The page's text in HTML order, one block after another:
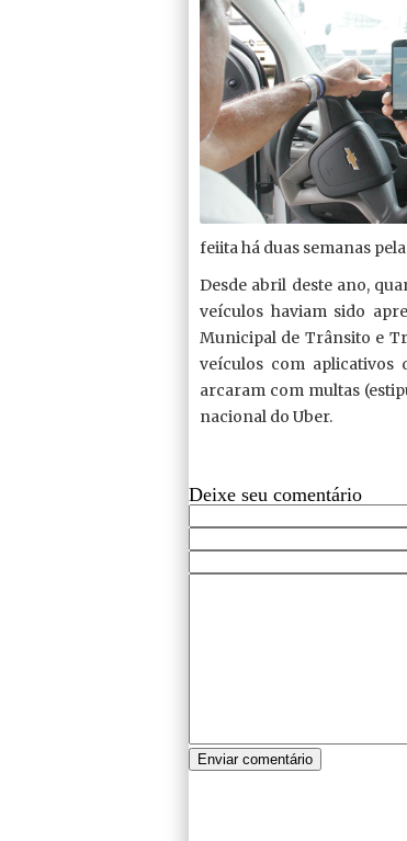
feiita há duas semanas
Desde abril deste ano,
veículos haviam sido
Municipal de Trânsito e
veículos com aplicativos
arcaram com multas
nacional do Uber.
Deixe seu comentário